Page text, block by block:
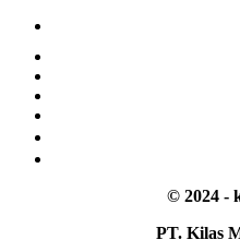
© 2024 -
PT. Kilas